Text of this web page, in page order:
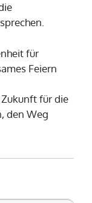
für
Feiern
für die
den Weg